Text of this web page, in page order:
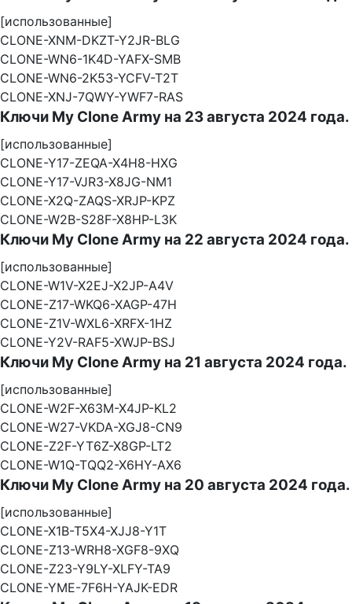
[использованные]
CLONE-XNM-DKZT-Y2JR-BLG
CLONE-WN6-1K4D-YAFX-SMB
CLONE-WN6-2K53-YCFV-T2T
CLONE-XNJ-7QWY-YWF7-RAS
Ключи My Clone Army на 23 августа 2024 года.
[использованные]
CLONE-Y17-ZEQA-X4H8-HXG
CLONE-Y17-VJR3-X8JG-NM1
CLONE-X2Q-ZAQS-XRJP-KPZ
CLONE-W2B-S28F-X8HP-L3K
Ключи My Clone Army на 22 августа 2024 года.
[использованные]
CLONE-W1V-X2EJ-X2JP-A4V
CLONE-Z17-WKQ6-XAGP-47H
CLONE-Z1V-WXL6-XRFX-1HZ
CLONE-Y2V-RAF5-XWJP-BSJ
Ключи My Clone Army на 21 августа 2024 года.
[использованные]
CLONE-W2F-X63M-X4JP-KL2
CLONE-W27-VKDA-XGJ8-CN9
CLONE-Z2F-YT6Z-X8GP-LT2
CLONE-W1Q-TQQ2-X6HY-AX6
Ключи My Clone Army на 20 августа 2024 года.
[использованные]
CLONE-X1B-T5X4-XJJ8-Y1T
CLONE-Z13-WRH8-XGF8-9XQ
CLONE-Z23-Y9LY-XLFY-TA9
CLONE-YME-7F6H-YAJK-EDR